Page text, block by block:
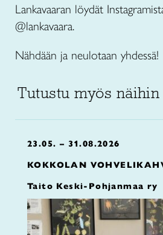
Lankavaaran löydät
@lankavaara.
Nähdään ja neulotaan yhdessä!
Tutustu myös
23.05. – 31.08.2026
KOKKOLAN
Taito Keski-Pohjanmaa ry